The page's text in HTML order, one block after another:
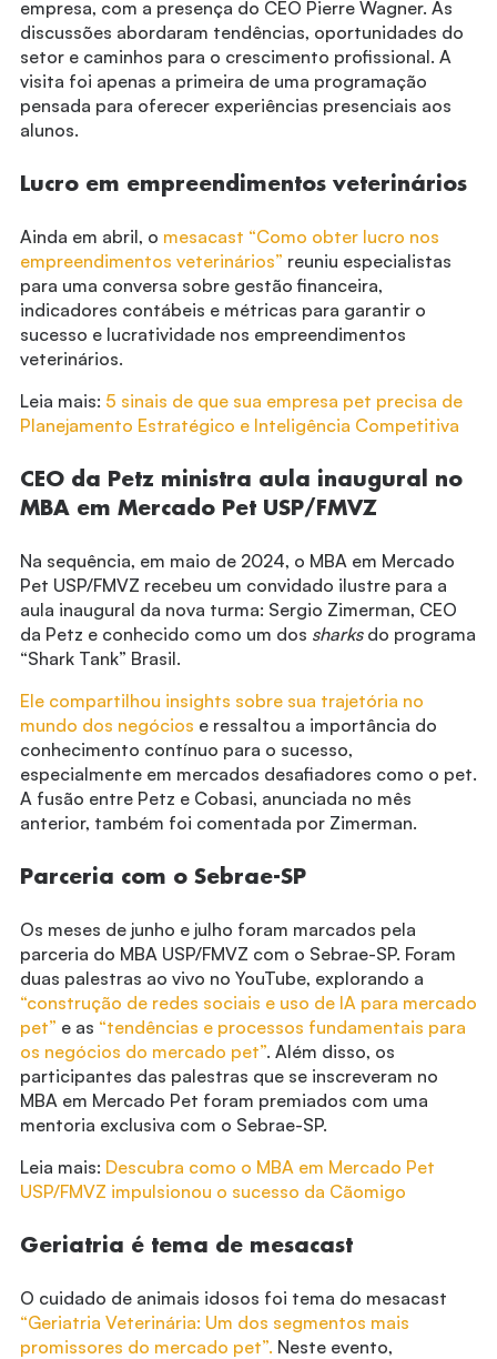
empresa, com a presença do CEO Pierre Wagner. As
discussões abordaram tendências, oportunidades do
setor e caminhos para o crescimento profissional. A
visita foi apenas a primeira de uma programação
pensada para oferecer experiências presenciais aos
alunos.
Lucro em empreendimentos veterinários
Ainda em abril, o mesacast “Como obter lucro nos
empreendimentos veterinários” reuniu especialistas
para uma conversa sobre gestão financeira,
indicadores contábeis e métricas para garantir o
sucesso e lucratividade nos empreendimentos
veterinários.
Leia mais: 5 sinais de que sua empresa pet precisa de
Planejamento Estratégico e Inteligência Competitiva
CEO da Petz ministra aula inaugural no
MBA em Mercado Pet USP/FMVZ
Na sequência, em maio de 2024, o MBA em Mercado
Pet USP/FMVZ recebeu um convidado ilustre para a
aula inaugural da nova turma: Sergio Zimerman, CEO
da Petz e conhecido como um dos sharksdo programa
“Shark Tank” Brasil.
Ele compartilhou insights sobre sua trajetória no
mundo dos negócios e ressaltou a importância do
conhecimento contínuo para o sucesso,
especialmente em mercados desafiadores como o pet.
A fusão entre Petz e Cobasi, anunciada no mês
anterior, também foi comentada por Zimerman.
Parceria com o Sebrae-SP
Os meses de junho e julho foram marcados pela
parceria do MBA USP/FMVZ com o Sebrae-SP. Foram
duas palestras ao vivo no YouTube, explorando a
“construção de redes sociais e uso de IA para mercado
pet” e as “tendências e processos fundamentais para
os negócios do mercado pet”. Além disso, os
participantes das palestras que se inscreveram no
MBA em Mercado Pet foram premiados com uma
mentoria exclusiva com o Sebrae-SP.
Leia mais: Descubra como o MBA em Mercado Pet
USP/FMVZ impulsionou o sucesso da Cãomigo
Geriatria é tema de mesacast
O cuidado de animais idosos foi tema do mesacast
“Geriatria Veterinária: Um dos segmentos mais
promissores do mercado pet”. Neste evento,